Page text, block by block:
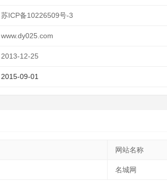
苏ICP备10226509号-3
www.dy025.com
2013-12-25
2015-09-01
网站名称
名城网